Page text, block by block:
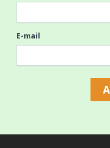
E-mail